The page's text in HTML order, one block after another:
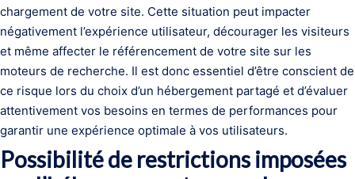
chargement de votre site. Cette situation peut impacter
négativement l’expérience utilisateur, décourager les visiteurs
et même affecter le référencement de votre site sur les
moteurs de recherche. Il est donc essentiel d’être conscient de
ce risque lors du choix d’un hébergement partagé et d’évaluer
attentivement vos besoins en termes de performances pour
garantir une expérience optimale à vos utilisateurs.
Possibilité de restrictions imposées